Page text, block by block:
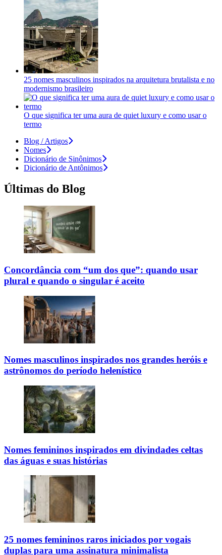
25 nomes masculinos inspirados na arquitetura brutalista e no
modernismo brasileiro
O que significa ter uma aura de quiet luxury e como usar o
termo
Blog / Artigos
Nomes
Dicionário de Sinônimos
Dicionário de Antônimos
Últimas do Blog
Concordância com “um dos que”: quando usar
plural e quando o singular é aceito
Nomes masculinos inspirados nos grandes heróis e
astrônomos do período helenístico
Nomes femininos inspirados em divindades celtas
das águas e suas histórias
25 nomes femininos raros iniciados por vogais
duplas para uma assinatura minimalista